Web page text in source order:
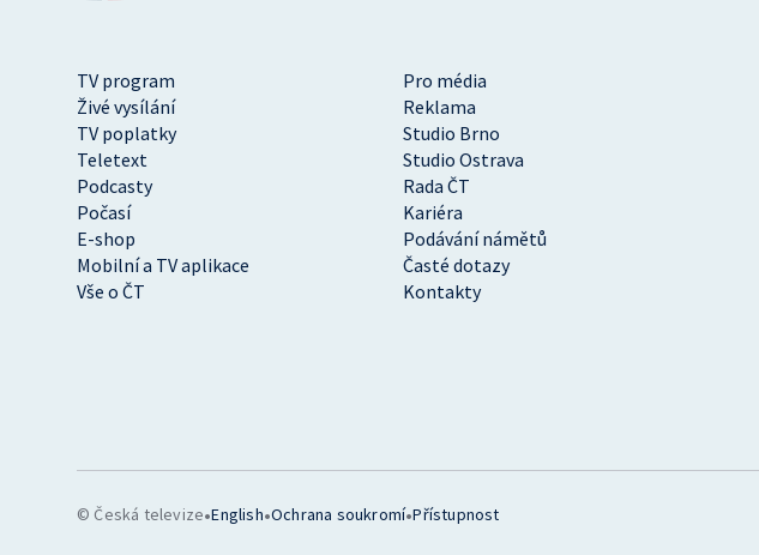
TV program
Pro média
Živé vysílání
Reklama
TV poplatky
Studio Brno
Teletext
Studio Ostrava
Podcasty
Rada ČT
Počasí
Kariéra
E-shop
Podávání námětů
Mobilní a TV aplikace
Časté dotazy
Vše o ČT
Kontakty
© Česká televize•English•Ochrana soukromí•Přístupnost